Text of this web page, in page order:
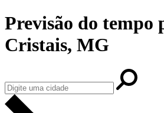
Previsão do tempo
Cristais, MG